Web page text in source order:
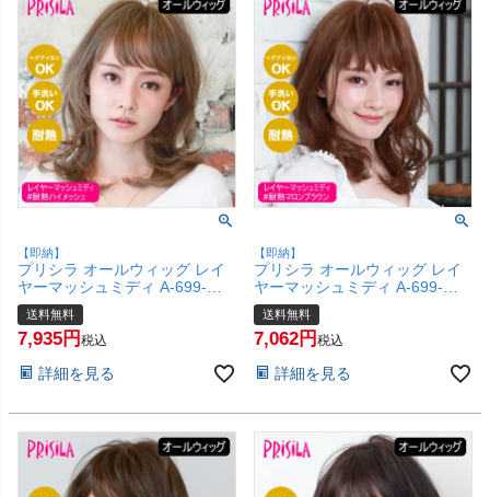
【即納】
プリシラ オールウィッグ レイ
ヤーマッシュミディ A-699-
TMH #耐熱ハイメッシュ 【か
つら 和装 コスプレ 医療用 自然
ごくゆるウェーブ バレない ミ
愛い 小顔 簡単 お手軽 初心者向
(6057758)
送料無料
7,935 税込
詳細を見る
【即納】
プリシラ オールウィッグ レイ
ヤーマッシュミディ A-699-
TMB #耐熱マロンブラウン 【か
つら 和装 コスプレ 医療用 自然
ごくゆるウェーブ バレない ミ
愛い 小顔 簡単 お手軽 初心者向
(6057757)
送料無料
7,062 税込
詳細を見る